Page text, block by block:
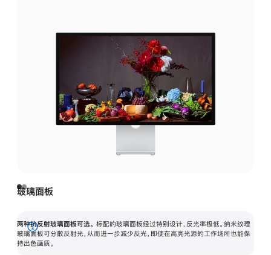
玻璃面板
两种抗反射玻璃面板可选。 标配的玻璃面板经过特别设计，反光率极低。纳米纹理
玻璃面板可分散反射光，从而进一步减少反光，即使在高亮光源的工作场所也能保
持出色画质。
展
开